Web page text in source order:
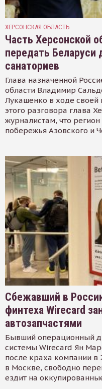
ХЕРСОНСКАЯ ОБЛАСТЬ
Часть Херсонской
передать Беларуси
санаториев
Глава назначенной
области Владимир
Лукашенко в ходе своей
этого разговора глава
журналистам, что
побережья Азовского и
Сбежавший в
финтеха Wirecard
автозапчастями
Бывший операционный
системы Wirecard Ян
после краха компании в
в Москве, свободно
ездит на